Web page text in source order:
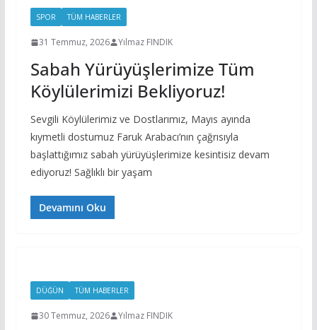
SPOR TÜM HABERLER
31 Temmuz, 2026 Yılmaz FINDIK
Sabah Yürüyüşlerimize Tüm
Köylülerimizi Bekliyoruz!
Sevgili Köylülerimiz ve Dostlarımız, Mayıs ayında
kıymetli dostumuz Faruk Arabacı’nın çağrısıyla
başlattığımız sabah yürüyüşlerimize kesintisiz devam
ediyoruz! Sağlıklı bir yaşam
Devamını Oku
DÜĞÜN TÜM HABERLER
30 Temmuz, 2026 Yılmaz FINDIK